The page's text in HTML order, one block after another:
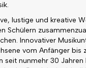
lustige und kreative
Schülern
Innovativer
vom Anfänger bis
seit nunmehr 30 Jahren